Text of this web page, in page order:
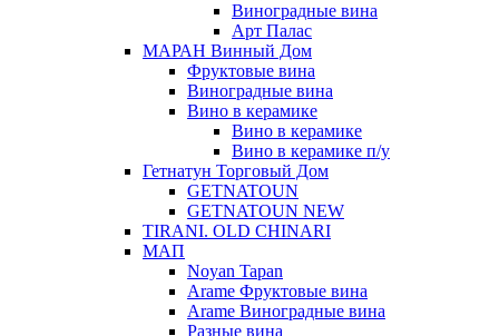
Виноградные вина
Арт Палас
МАРАН Винный Дом
Фруктовые вина
Виноградные вина
Вино в керамике
Вино в керамике
Вино в керамике п/у
Гетнатун Торговый Дом
GETNATOUN
GETNATOUN NEW
TIRANI. OLD CHINARI
МАП
Noyan Tapan
Arame Фруктовые вина
Arame Виноградные вина
Разные вина